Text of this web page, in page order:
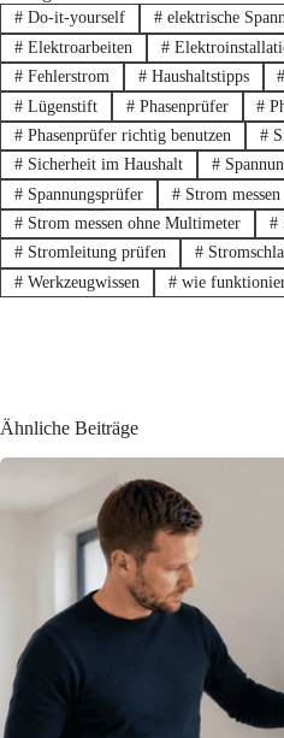
#Do-it-yourself #elektrische
#Elektroarbeiten #
#Fehlerstrom #Haushaltstipps #
#Lügenstift #Phasenprüfer #
#Phasenprüfer richtig benutzen #
#Sicherheit im Haushalt #
#Spannungsprüfer #Strom messen
#Strom messen ohne Multimeter #
#Stromleitung prüfen #
#Werkzeugwissen #wie
Ähnliche Beiträge